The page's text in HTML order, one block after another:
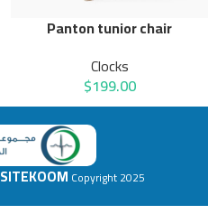
Panton tunior chair
Clocks
$199.00
SITEKOOM Copyright2025